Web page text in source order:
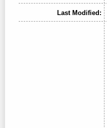
Last Modified: